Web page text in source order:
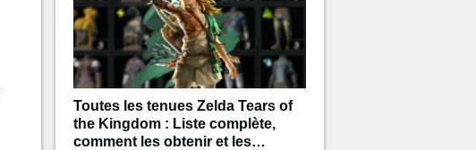
Toutes les tenues Zelda Tears of
the Kingdom : Liste complète,
comment les obtenir et les